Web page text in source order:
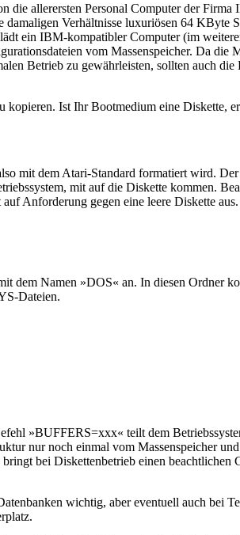
allerersten Personal Computer der Firma
Verhältnisse luxuriösen 64 KByte
ein IBM-kompatibler Computer (im
vom Massenspeicher. Da
Betrieb zu gewährleisten, sollten auch
Ist Ihr Bootmedium eine Diskette,
mit dem Atari-Standard formatiert wird.
mit auf die Diskette kommen.
Anforderung gegen eine leere Diskette
dem Namen »DOS« an. In diesen Ordner
Dateien.
»BUFFERS=xxx« teilt dem
nur noch einmal vom Massenspeicher
bei Diskettenbetrieb einen
wichtig, aber eventuell auch bei